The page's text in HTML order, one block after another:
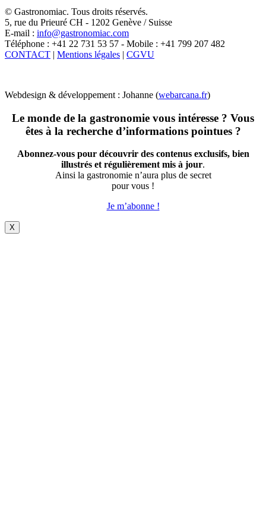
X
© Gastronomiac. Tous droits réservés.
5, rue du Prieuré CH - 1202 Genève / Suisse
E-mail : info@gastronomiac.com
Téléphone : +41 22 731 53 57 - Mobile : +41 799 207 482
CONTACT | Mentions légales | CGVU
Webdesign & développement : Johanne (webarcana.fr)
Le monde de la gastronomie vous intéresse ? Vous
êtes à la recherche d’informations pointues ?
Abonnez-vous pour découvrir des contenus exclusifs, bien
illustrés et régulièrement mis à jour.
Ainsi la gastronomie n’aura plus de secret
pour vous !
Je m’abonne !
X